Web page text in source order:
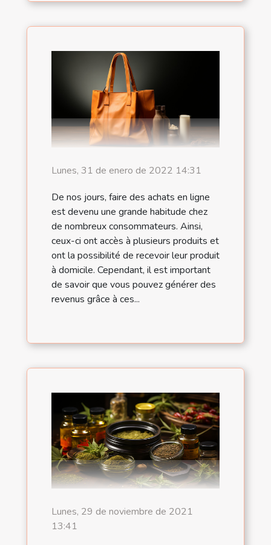
Lunes, 31 de enero de 2022 14:31
De nos jours, faire des achats en ligne
est devenu une grande habitude chez
de nombreux consommateurs. Ainsi,
ceux-ci ont accès à plusieurs produits et
ont la possibilité de recevoir leur produit
à domicile. Cependant, il est important
de savoir que vous pouvez générer des
revenus grâce à ces...
Lunes, 29 de noviembre de 2021
13:41